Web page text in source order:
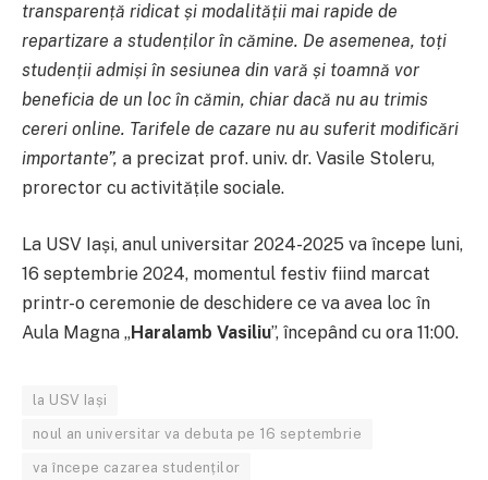
transparență ridicat și modalității mai rapide de
repartizare a studenților în cămine. De asemenea, toți
studenții admiși în sesiunea din vară și toamnă vor
beneficia de un loc în cămin, chiar dacă nu au trimis
cereri online. Tarifele de cazare nu au suferit modificări
importante”, a precizat prof. univ. dr. Vasile Stoleru,
prorector cu activitățile sociale.
La USV Iași, anul universitar 2024-2025 va începe luni,
16 septembrie 2024, momentul festiv fiind marcat
printr-o ceremonie de deschidere ce va avea loc în
Aula Magna „Haralamb Vasiliu”, începând cu ora 11:00.
la USV Iași
noul an universitar va debuta pe 16 septembrie
va începe cazarea studenților